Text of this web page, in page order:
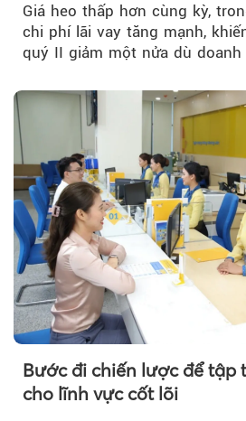
Giá heo thấp hơn cùng kỳ,
chi phí lãi vay tăng mạnh,
quý II giảm một nửa dù
Bước đi chiến lược để tập
cho lĩnh vực cốt lõi